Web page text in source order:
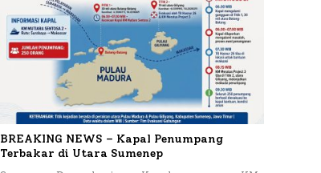
BREAKING NEWS – Kapal Penumpang
Terbakar di Utara Sumenep